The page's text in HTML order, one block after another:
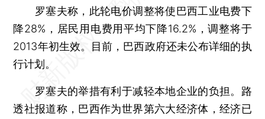
罗塞夫称，此轮电价调整将使巴西工业电费下
降28%，居民用电费用平均下降16.2%，调整将于
2013年初生效。目前，巴西政府还未公布详细的执
行计划。
罗塞夫的举措有利于减轻本地企业的负担。路
透社报道称，巴西作为世界第六大经济体，经济已